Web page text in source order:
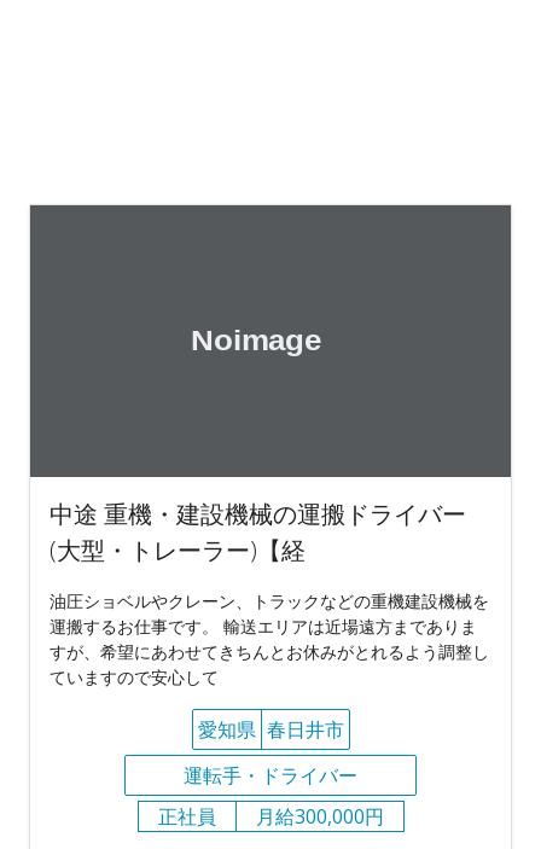
中途 重機・建設機械の運搬ドライバー
(大型・トレーラー)【経
油圧ショベルやクレーン、トラックなどの重機建設機械を
運搬するお仕事です。 輸送エリアは近場遠方までありま
すが、希望にあわせてきちんとお休みがとれるよう調整し
ていますので安心して
愛知県 春日井市
運転手・ドライバー
正社員
月給300,000円